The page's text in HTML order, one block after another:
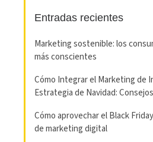
Entradas recientes
Marketing sostenible: los
más conscientes
Cómo Integrar el Marketing de
Estrategia de Navidad:
Cómo aprovechar el Black
de marketing digital